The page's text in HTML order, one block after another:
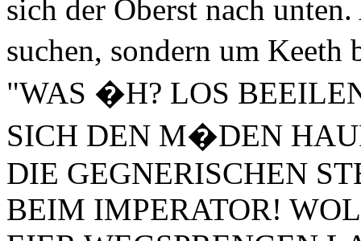
sich der Oberst nach
suchen, sondern um
"WAS �H? LOS
SICH DEN M�DEN
DIE GEGNERISCHEN
BEIM IMPERATOR!